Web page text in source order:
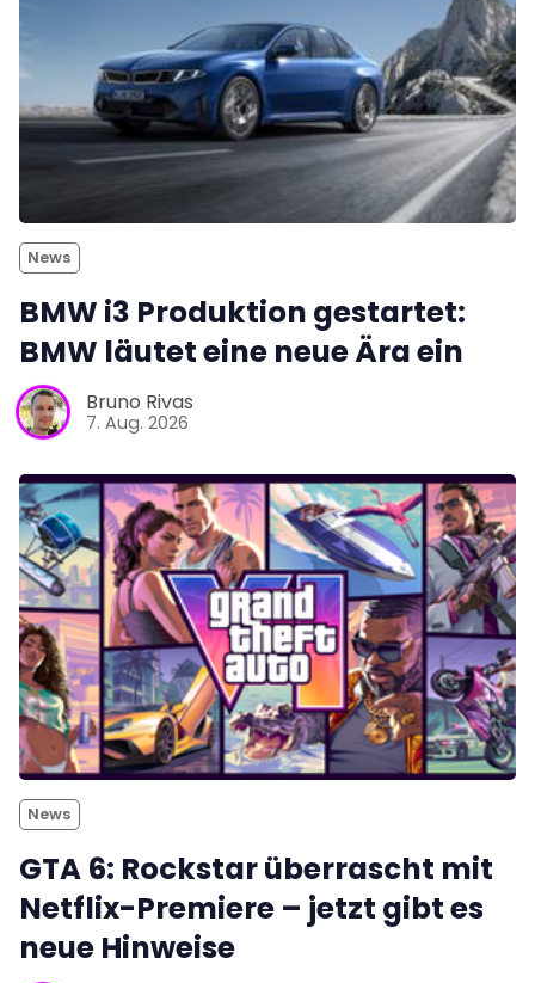
News
BMW i3 Produktion gestartet:
BMW läutet eine neue Ära ein
Bruno Rivas
7. Aug. 2026
News
GTA 6: Rockstar überrascht mit
Netflix-Premiere – jetzt gibt es
neue Hinweise